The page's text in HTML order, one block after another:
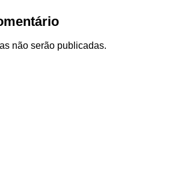
não serão publicadas.